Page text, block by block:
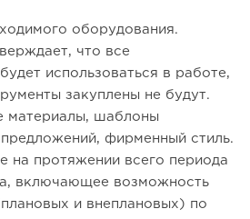
оборудования.
что все
использоваться в работе,
закуплены не будут.
материалы, шаблоны
фирменный стиль.
на протяжении всего периода
включающее возможность
и внеплановых) по